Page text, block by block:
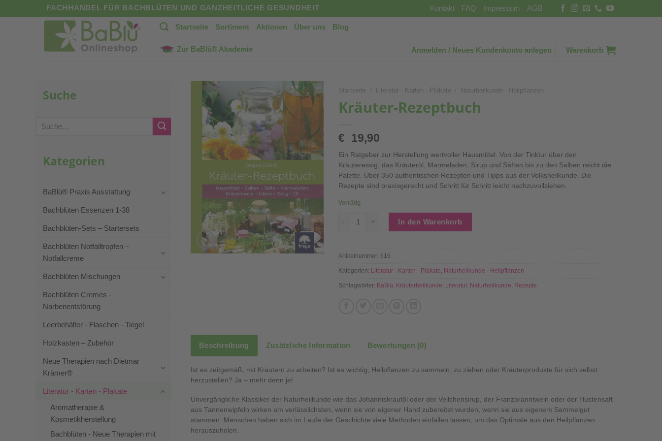
Inhalt
FACHHANDEL FÜR BACHBLÜTEN UND GANZHEITLICHE GESUNDHEIT Kontakt FAQ Impressum AGB
Startseite Sortiment Aktionen Über uns Blog
Zur BaBlü® Akademie Anmelden / Neues Kundenkonto anlegen Warenkorb
Startseite Literatur - Karten - Plakate Naturheilkunde - Heilpflanzen
Kräuter-Rezeptbuch
€ 19,90
Ein Ratgeber zur Herstellung wertvoller Hausmittel. Von der Tinktur über den
Kräuteressig, das Kräuteröl, Marmeladen, Sirup und Säften bis zu den Salben reicht die
Palette. Über 350 authentischen Rezepten und Tipps aus der Volksheilkunde. Die
Rezepte sind praxisgerecht und Schritt für Schritt leicht nachzuvollziehen.
Vorrätig
Kräuter-Rezeptbuch MengeIn den Warenkorb
Artikelnummer: 616
Kategorien: Literatur - Karten - Plakate Naturheilkunde - Heilpflanzen
Schlagwörter: BaBlü Kräuterheilkunde Literatur, Naturheilkunde Rezepte
Beschreibung Zusätzliche Information Bewertungen (0)
Ist es zeitgemäß, mit Kräutern zu arbeiten? Ist es wichtig, Heilpflanzen zu sammeln, zu ziehen oder Kräuterprodukte für sich selbst
herzustellen? Ja – mehr denn je!
Unvergängliche Klassiker der Naturheilkunde wie das Johanniskrautöl oder der Veilchensirup, der Franzbranntwein oder der Hustensaft
aus Tannenwipfeln wirken am verlässlichsten, wenn sie von eigener Hand zubereitet wurden, wenn sie aus eigenem Sammelgut
stammen. Menschen haben sich im Laufe der Geschichte viele Methoden einfallen lassen, um das Optimale aus den Heilpflanzen
herauszuholen.
Suche
Suche
Kategorien
BaBlü® Praxis Ausstattung
Bachblüten Essenzen 1-38
Bachblüten-Sets – Startersets
Bachblüten Notfalltropfen –
Notfallcreme
Bachblüten Mischungen
Bachblüten Cremes -
Narbenentstörung
Leerbehälter - Flaschen - Tiegel
Holzkasten – Zubehör
Neue Therapien nach Dietmar
Krämer®
Literatur - Karten - Plakate
Aromatherapie &
Kosmetikherstellung
Bachblüten - Neue Therapien mit